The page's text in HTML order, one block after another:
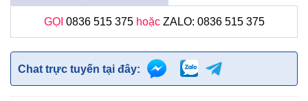
GỌI 0836 515 375hoặc ZALO: 0836 515 375
Chat trực tuyến tại đây: